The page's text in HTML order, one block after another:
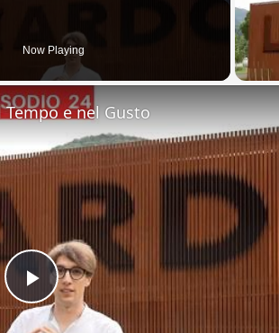
Now Playing
Play
Tempo e nel Gusto